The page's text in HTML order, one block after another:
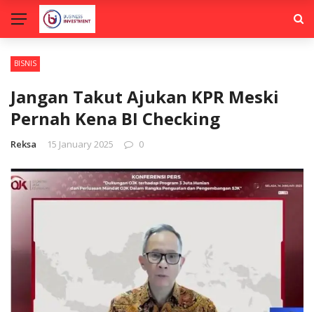
BISNIS
Jangan Takut Ajukan KPR Meski
Pernah Kena BI Checking
Reksa 15 January 2025 0